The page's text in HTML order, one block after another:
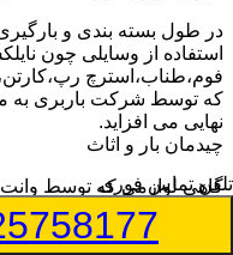
در طول بسته بندی و
استفاده از وسایلی چون
فوم،طناب،استرچ
که توسط شرکت باربری به
نهایی می افزاید.
چیدمان بار و اثاث
گاهی لوازمی که توسط
مختلف جابه جا می
توسط شرکت باربری انجام
تلفن تماس فوری